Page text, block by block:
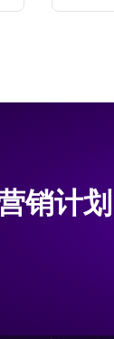
销计划